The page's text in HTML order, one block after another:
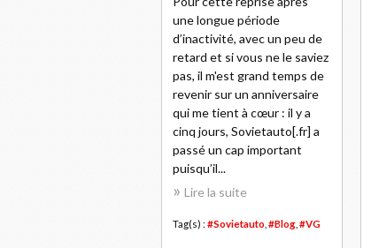
une longue période
d’inactivité, avec un peu de
retard et si vous ne le saviez
pas, il m'est grand temps de
revenir sur un anniversaire
qui me tient à cœur : il y a
cinq jours, Sovietauto[.fr] a
passé un cap important
puisqu’il...
Lire la suite
Tag(s) : #Sovietauto #Blog #VG